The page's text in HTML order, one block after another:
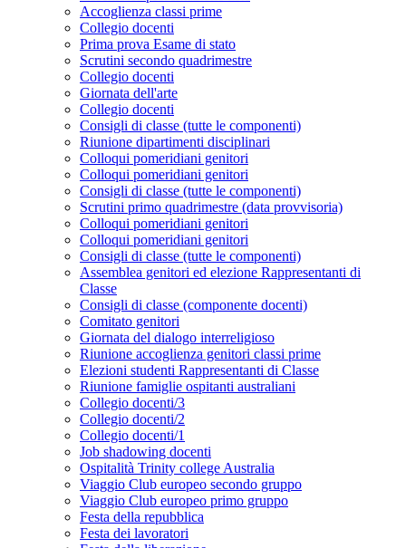
Accoglienza classi prime
Collegio docenti
Prima prova Esame di stato
Scrutini secondo quadrimestre
Collegio docenti
Giornata dell'arte
Collegio docenti
Consigli di classe (tutte le componenti)
Riunione dipartimenti disciplinari
Colloqui pomeridiani genitori
Colloqui pomeridiani genitori
Consigli di classe (tutte le componenti)
Scrutini primo quadrimestre (data provvisoria)
Colloqui pomeridiani genitori
Colloqui pomeridiani genitori
Consigli di classe (tutte le componenti)
Assemblea genitori ed elezione Rappresentanti di
Classe
Consigli di classe (componente docenti)
Comitato genitori
Giornata del dialogo interreligioso
Riunione accoglienza genitori classi prime
Elezioni studenti Rappresentanti di Classe
Riunione famiglie ospitanti australiani
Collegio docenti/3
Collegio docenti/2
Collegio docenti/1
Job shadowing docenti
Ospitalità Trinity college Australia
Viaggio Club europeo secondo gruppo
Viaggio Club europeo primo gruppo
Festa della repubblica
Festa dei lavoratori